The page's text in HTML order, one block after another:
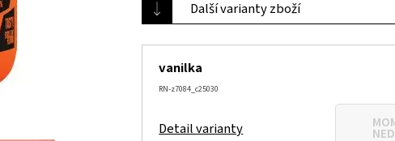
Další varianty zboží
vanilka
RN-z7084_c25030
Detail varianty